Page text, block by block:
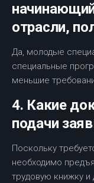
отрасли,
Да, молодые
специальные
меньшие
4. Какие
подачи
Поскольку
необходимо
трудовую книжку